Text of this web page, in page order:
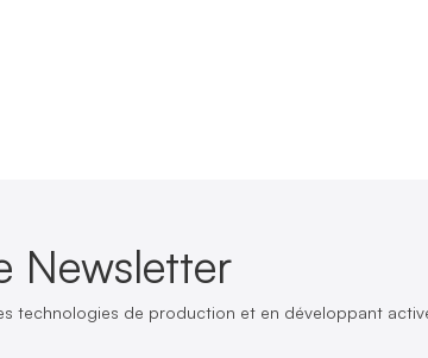
Newsletter
technologies de production et en développant